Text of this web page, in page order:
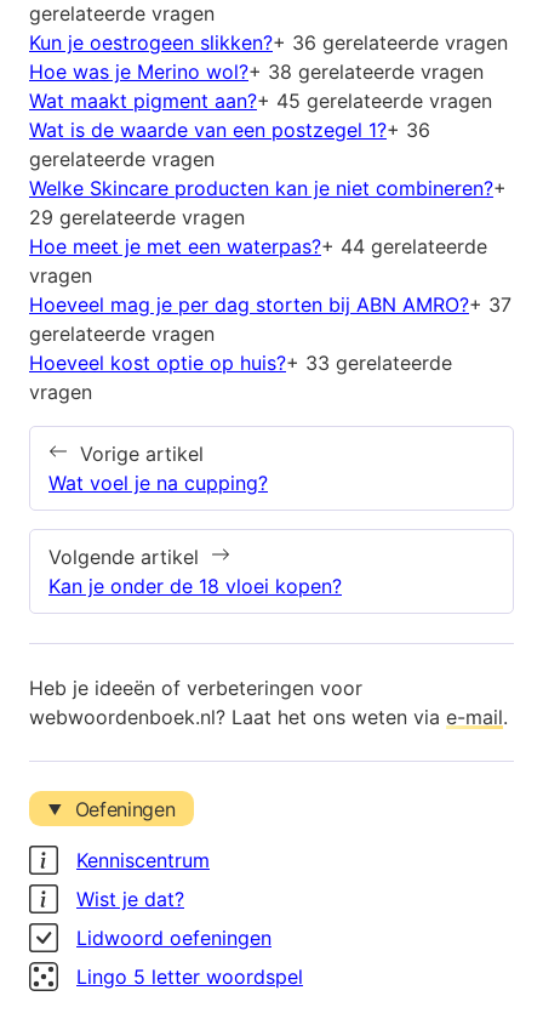
gerelateerde vragen
Kun je oestrogeen slikken?+ 36 gerelateerde vragen
Hoe was je Merino wol?+ 38 gerelateerde vragen
Wat maakt pigment aan?+ 45 gerelateerde vragen
Wat is de waarde van een postzegel 1?+ 36
gerelateerde vragen
Welke Skincare producten kan je niet combineren?+
29 gerelateerde vragen
Hoe meet je met een waterpas?+ 44 gerelateerde
vragen
Hoeveel mag je per dag storten bij ABN AMRO?+ 37
gerelateerde vragen
Hoeveel kost optie op huis?+ 33 gerelateerde
vragen
Vorige artikel
Wat voel je na cupping?
Volgende artikel
Kan je onder de 18 vloei kopen?
Heb je ideeën of verbeteringen voor
webwoordenboek.nl? Laat het ons weten via e-mail.
Oefeningen
Kenniscentrum
Wist je dat?
Lidwoord oefeningen
Lingo 5 letter woordspel